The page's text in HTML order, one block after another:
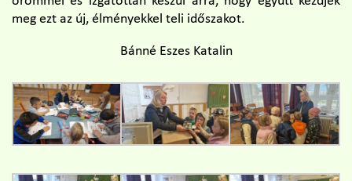
meg ezt az új, élményekkel teli időszakot.
Bánné Eszes Katalin